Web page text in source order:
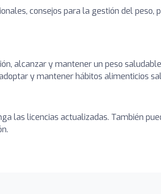
consejos para la gestión del peso,
alcanzar y mantener un peso
y mantener hábitos alimenticios
las licencias actualizadas. También